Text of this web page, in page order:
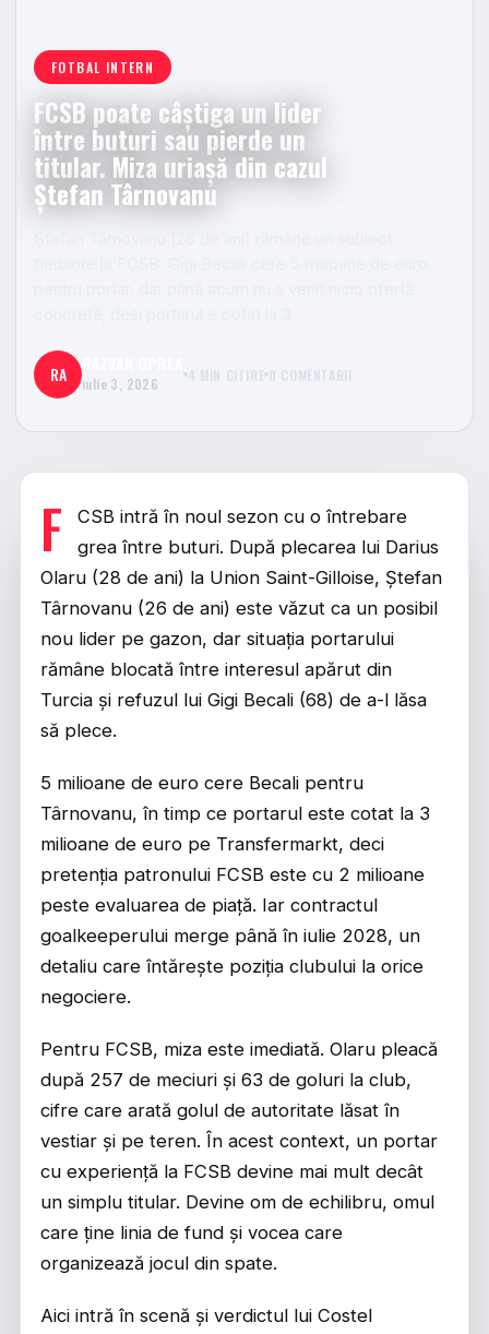
FOTBAL INTERN
FCSB poate câștiga un lider
între buturi sau pierde un
titular. Miza uriașă din cazul
Ștefan Târnovanu
RA iulie 3, 2026 4 MIN CITIRE 0 COMENTARII
F
CSB intră în noul sezon cu o întrebare
grea între buturi. După plecarea lui Darius
Olaru (28 de ani) la Union Saint-Gilloise, Ștefan
Târnovanu (26 de ani) este văzut ca un posibil
nou lider pe gazon, dar situația portarului
rămâne blocată între interesul apărut din
Turcia și refuzul lui Gigi Becali (68) de a-l lăsa
să plece.
5 milioane de euro cere Becali pentru
Târnovanu, în timp ce portarul este cotat la 3
milioane de euro pe Transfermarkt, deci
pretenția patronului FCSB este cu 2 milioane
peste evaluarea de piață. Iar contractul
goalkeeperului merge până în iulie 2028, un
detaliu care întărește poziția clubului la orice
negociere.
Pentru FCSB, miza este imediată. Olaru pleacă
după 257 de meciuri și 63 de goluri la club,
cifre care arată golul de autoritate lăsat în
vestiar și pe teren. În acest context, un portar
cu experiență la FCSB devine mai mult decât
un simplu titular. Devine om de echilibru, omul
care ține linia de fund și vocea care
organizează jocul din spate.
Aici intră în scenă și verdictul lui Costel